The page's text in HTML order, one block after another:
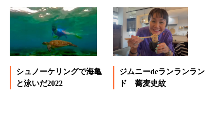
シュノーケリングで海亀
と泳いだ2022
ジムニーdeランランラン
ド 蕎麦史紋